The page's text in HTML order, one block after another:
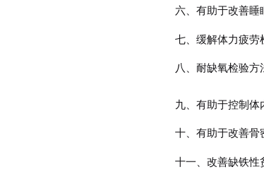
六、有助于改善睡
七、缓解体力疲劳
八、耐缺氧检验方
九、有助于控制
十、有助于改善骨
十一、改善缺铁性